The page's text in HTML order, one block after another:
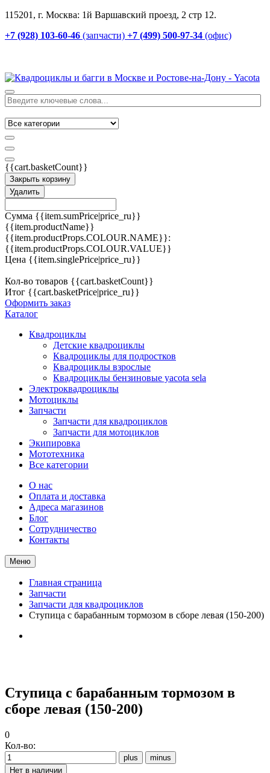
115201, г. Москва: 1й Варшавский проезд, 2 стр 12.
+7 (928) 103-60-46 (запчасти) +7 (499) 500-97-34 (офис)
{{cart.basketCount}}
Закрыть корзину
Удалить
Сумма {{item.sumPrice|price_ru}}
{{item.productName}}
{{item.productProps.COLOUR.NAME}}:
{{item.productProps.COLOUR.VALUE}}
Цена {{item.singlePrice|price_ru}}
Кол-во товаров {{cart.basketCount}}
Итог {{cart.basketPrice|price_ru}}
Оформить заказ
Каталог
Квадроциклы
Детские квадроциклы
Квадроциклы для подростков
Квадроциклы взрослые
Квадроциклы бензиновые yacota sela
Электроквадроциклы
Мотоциклы
Запчасти
Запчасти для квадроциклов
Запчасти для мотоциклов
Экипировка
Мототехника
Все категории
О нас
Оплата и доставка
Адреса магазинов
Блог
Сотрудничество
Контакты
Меню
Главная страница
Запчасти
Запчасти для квадроциклов
Ступица с барабанным тормозом в сборе левая (150-200)
Ступица с барабанным тормозом в
сборе левая (150-200)
0
Кол-во: